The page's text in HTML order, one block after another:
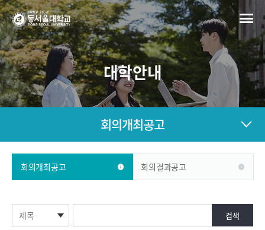
대학안내
회의개최공고
회의개최공고 회의결과공고